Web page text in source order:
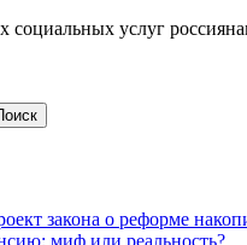
социальных услуг
закона о реформе
миф или реальность?